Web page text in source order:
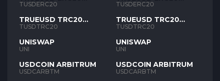
TUSD
TUSDERC20
TRUEUSD TRC20
TUSD
TUSDTRC20
UNISWAP
UNI
USDCOIN ARBITRUM
USDCARBTM
TUSD
TUSDERC20
TRUEUSD TRC20
TUSD
TUSDTRC20
UNISWAP
UNI
USDCOIN ARBITRUM
USDCARBTM